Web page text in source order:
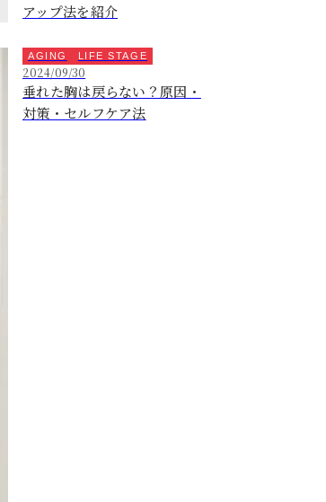
アップ法を紹介
AGING LIFE STAGE
2024/09/30
垂れた胸は戻らない？原因・
対策・セルフケア法